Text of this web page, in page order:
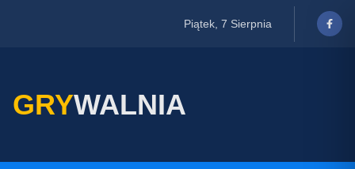
Piątek, 7 Sierpnia
GRYWALNIA